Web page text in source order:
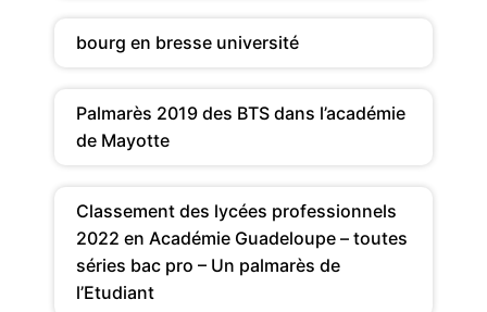
bourg en bresse université
Palmarès 2019 des BTS dans l’académie
de Mayotte
Classement des lycées professionnels
2022 en Académie Guadeloupe – toutes
séries bac pro – Un palmarès de
l’Etudiant